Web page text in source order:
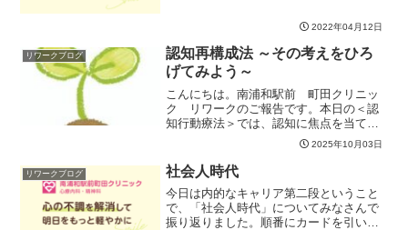
名言・格言だけでなく、昔だれかから言
われた言葉大好きな曲の歌詞子どもの頃
に読んだ漫画にあったセリ...
2022年04月12日
リワークブログ
認知再構成法 ～その考えをひろ
げてみよう～
こんにちは。南浦和駅前 町田クリニッ
ク リワークのご報告です。本日の＜認
知行動療法＞では、認知に焦点を当てて
「認知再構成法」を実施しました。基本
をとお伝えしたあと「やってみよう！」
とデモンストレーションをご覧いただき
ご参加の皆さんには「天の...
2025年10月03日
リワークブログ 社会人時代
今日は内的なキャリア第二段ということ
で、「社会人時代」についてみなさんで
振り返りました。順番にカードを引い